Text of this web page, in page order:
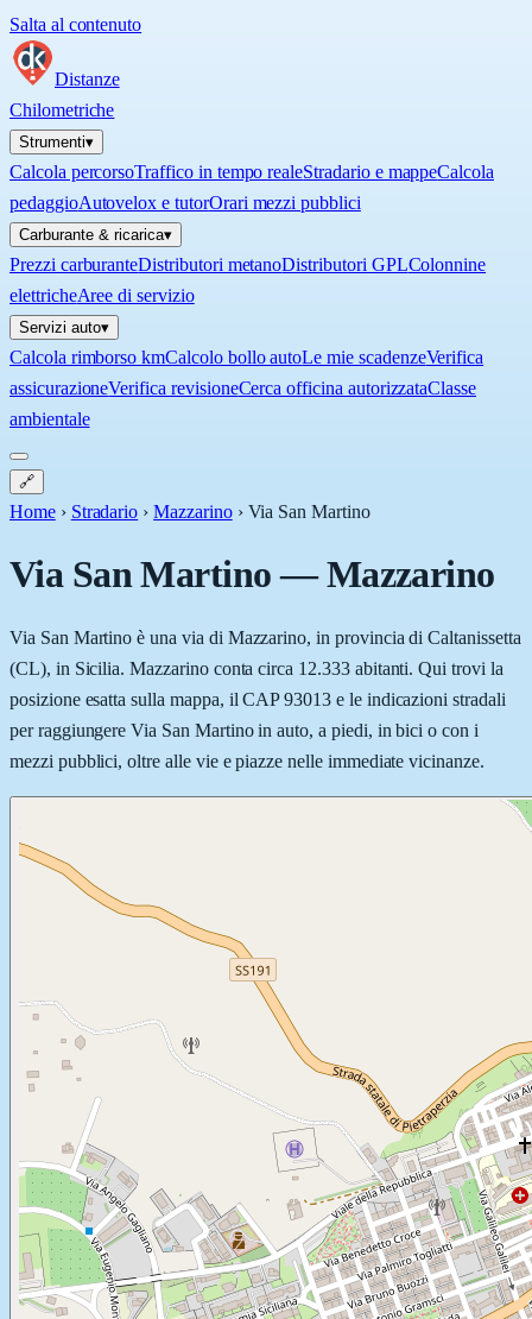
Salta al contenuto
Distanze
Chilometriche
Strumenti▾
Calcola percorsoTraffico in tempo realeStradario e mappeCalcola
pedaggioAutovelox e tutorOrari mezzi pubblici
Carburante & ricarica▾
Prezzi carburanteDistributori metanoDistributori GPLColonnine
elettricheAree di servizio
Servizi auto▾
Calcola rimborso kmCalcolo bollo autoLe mie scadenzeVerifica
assicurazioneVerifica revisioneCerca officina autorizzataClasse
ambientale
🔗
Home › Stradario › Mazzarino › Via San Martino
Via San Martino—Mazzarino
Via San Martino è una via di Mazzarino, in provincia di Caltanissetta
(CL), in Sicilia. Mazzarino conta circa 12.333 abitanti. Qui trovi la
posizione esatta sulla mappa, il CAP 93013 e le indicazioni stradali
per raggiungere Via San Martino in auto, a piedi, in bici o con i
mezzi pubblici, oltre alle vie e piazze nelle immediate vicinanze.